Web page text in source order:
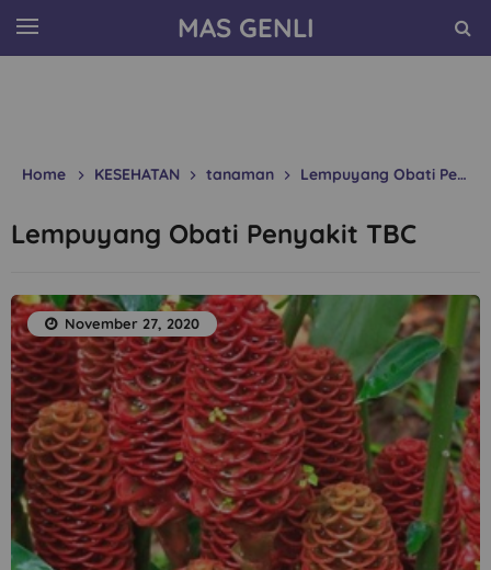
MAS GENLI
Home KESEHATAN tanaman Lempuyang Obati Penyakit TBC
Lempuyang Obati Penyakit TBC
November 27, 2020